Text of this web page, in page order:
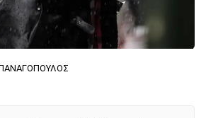
ΠΑΝΑΓΟΠΟΥΛΟΣ